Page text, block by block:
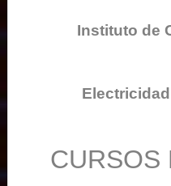
Instituto de
CURSOS